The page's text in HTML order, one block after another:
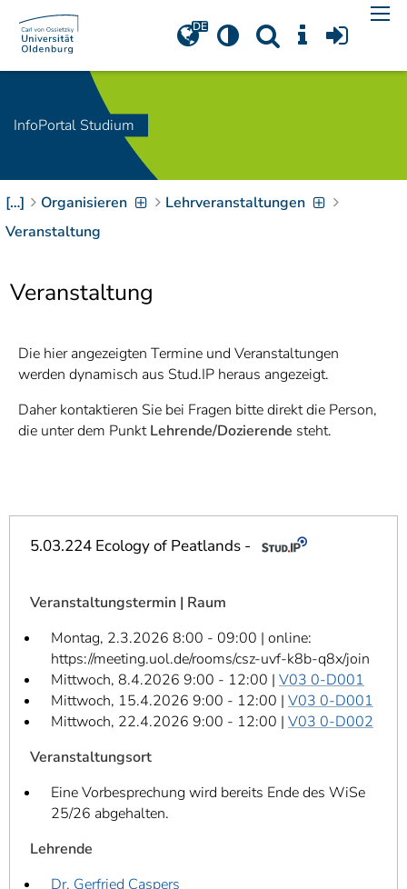
Navigation[Access-Key 1
Choose other language
Zum Inhalt springen
[Access-Key 2
Zur Suche springen
[Access-Key 4]
Zur Hauptnavigation
Zielgruppennavigation
springen
Zur
Brotkrumennavigation
7]
Informationen zur
InfoPortal Studium
[…] Organisieren
Lehrveranstaltungen
Veranstaltung
Veranstaltung
Die hier angezeigten Termine und Veranstaltungen
werden dynamisch aus Stud.IP heraus angezeigt.
Daher kontaktieren Sie bei Fragen bitte direkt die Person,
die unter dem PunktLehrende/Dozierende steht.
5.03.224 Ecology of Peatlands -
Veranstaltungstermin | Raum
Montag, 2.3.2026 8:00 - 09:00 | online:
https://meeting.uol.de/rooms/csz-uvf-k8b-q8x/join
Mittwoch, 8.4.2026 9:00 - 12:00 | V03 0-D001
Mittwoch, 15.4.2026 9:00 - 12:00 | V03 0-D001
Mittwoch, 22.4.2026 9:00 - 12:00 | V03 0-D002
Veranstaltungsort
Eine Vorbesprechung wird bereits Ende des WiSe
25/26 abgehalten.
Lehrende
Dr. Gerfried Caspers